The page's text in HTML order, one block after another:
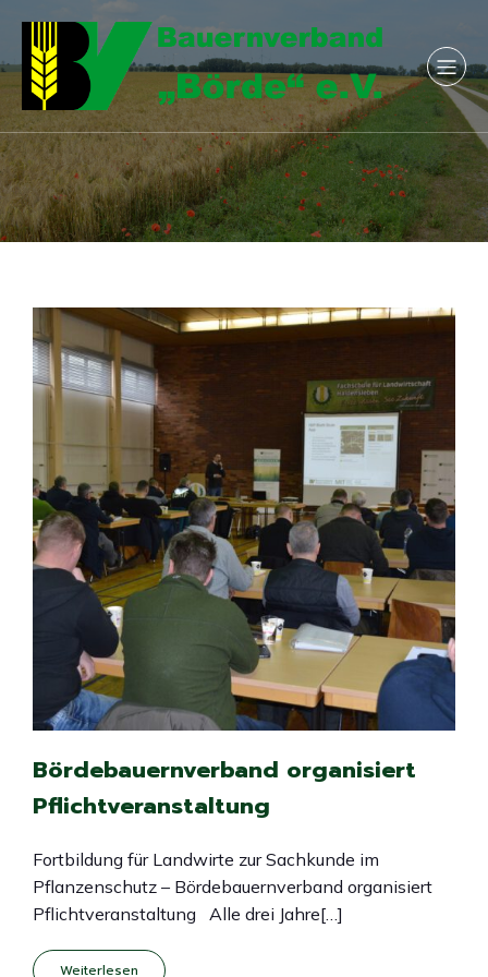
Bördebauernverband organisiert
Pflichtveranstaltung
Fortbildung für Landwirte zur Sachkunde im
Pflanzenschutz – Bördebauernverband organisiert
Pflichtveranstaltung Alle drei Jahre[…]
Weiterlesen